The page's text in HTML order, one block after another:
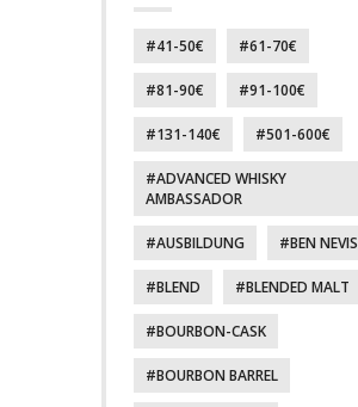
41-50€ 61-70€
81-90€ 91-100€
131-140€ 501-600€
ADVANCED WHISKY
AMBASSADOR
AUSBILDUNG BEN NEVIS
BLEND BLENDED MALT
BOURBON-CASK
BOURBON BARREL